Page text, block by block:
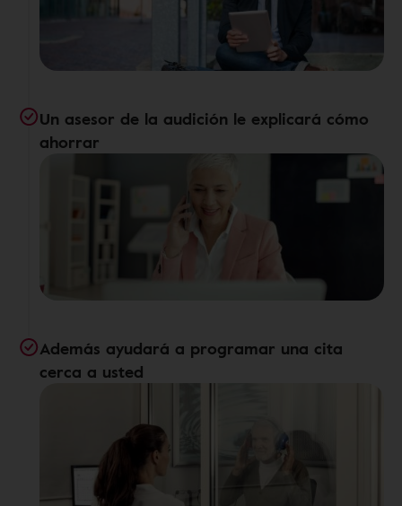
Un asesor de la audición le explicará cómo
ahorrar
Además ayudará a programar una cita
cerca a usted